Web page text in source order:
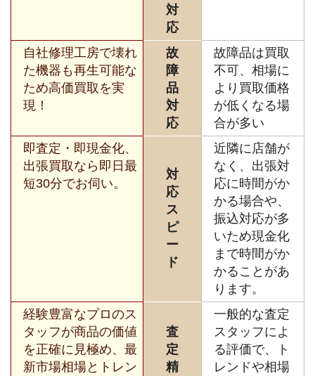
対
応
自社修理工房で壊れ
た機器も再生可能な
ため高価買取を実
現！
故
障
品
対
応
故障品は買取
不可、相場に
より買取価格
が低くなる場
合が多い
即査定・即現金化、
出張買取なら即日最
短30分でお伺い。
対
応
ス
ピ
ー
ド
近隣に店舗が
なく、出張対
応に時間がか
かる場合や、
振込対応が多
いため現金化
まで時間がか
かることがあ
ります。
経験豊富なプロのス
タッフが商品の価値
を正確に見極め、最
新市場相場とトレン
査
定
精
一般的な査定
スタッフによ
る評価で、ト
レンドや相場